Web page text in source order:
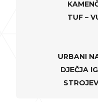
TUF –
URBANI
DJEČJA